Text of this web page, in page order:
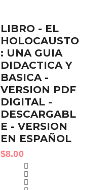
LIBRO - EL
HOLOCAUSTO
: UNA GUIA
DIDACTICA Y
BASICA -
VERSION PDF
DIGITAL -
DESCARGABL
E - VERSION
EN ESPAÑOL
$8.00